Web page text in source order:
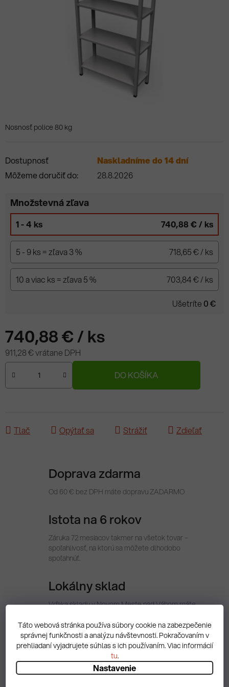
Táto webová stránka používa súbory cookie na zabezpečenie
správnej funkčnosti a analýzu návštevnosti. Pokračovaním v
prehliadaní vyjadrujete súhlas s ich používaním. Viac informácií
tu.
Nastavenie
Nosnosť police 80 kg
Dostupnosť
Naskladníme do 14 dní
Môžeme doručiť do:
28.8.2026
Množstevná zľava
1 - 4 ks 740,88 €/ ks
5 - 9 ks = zľava 3 % 718,65 € / ks
10 a viac ks = zľava 5 % 703,84 € / ks
Ušetríte 0 €
740,88 €/ ks
911,28 € vrátane DPH
DO KOŠÍKA
Tlač Opýtať sa Strážiť Zdieľať
Doprava zdarma
Od 60 € bez DPH máte dopravu ZADARMO
Istota na 6 rokov
Záruka 72 mesiacov takmer na všetok tovar –
spoľahlivosť, na ktorú sa môžete dlhodobo
spoľahnúť.
Lokálny sklad
Vďaka skladu v Novom Meste nad Váhom máte
regiónu, bez čakania.
Popis